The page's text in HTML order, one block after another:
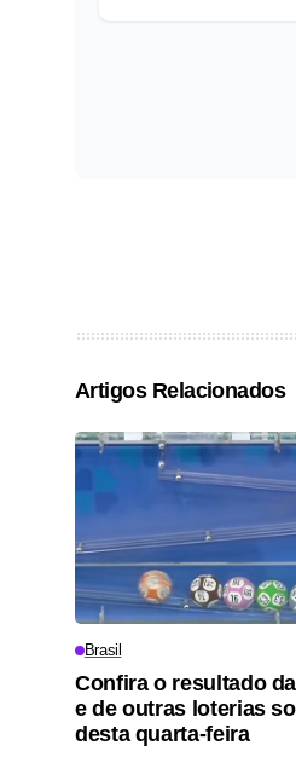
Artigos Relacionados
Brasil
Confira o resultado
e de outras loterias
desta quarta-feira